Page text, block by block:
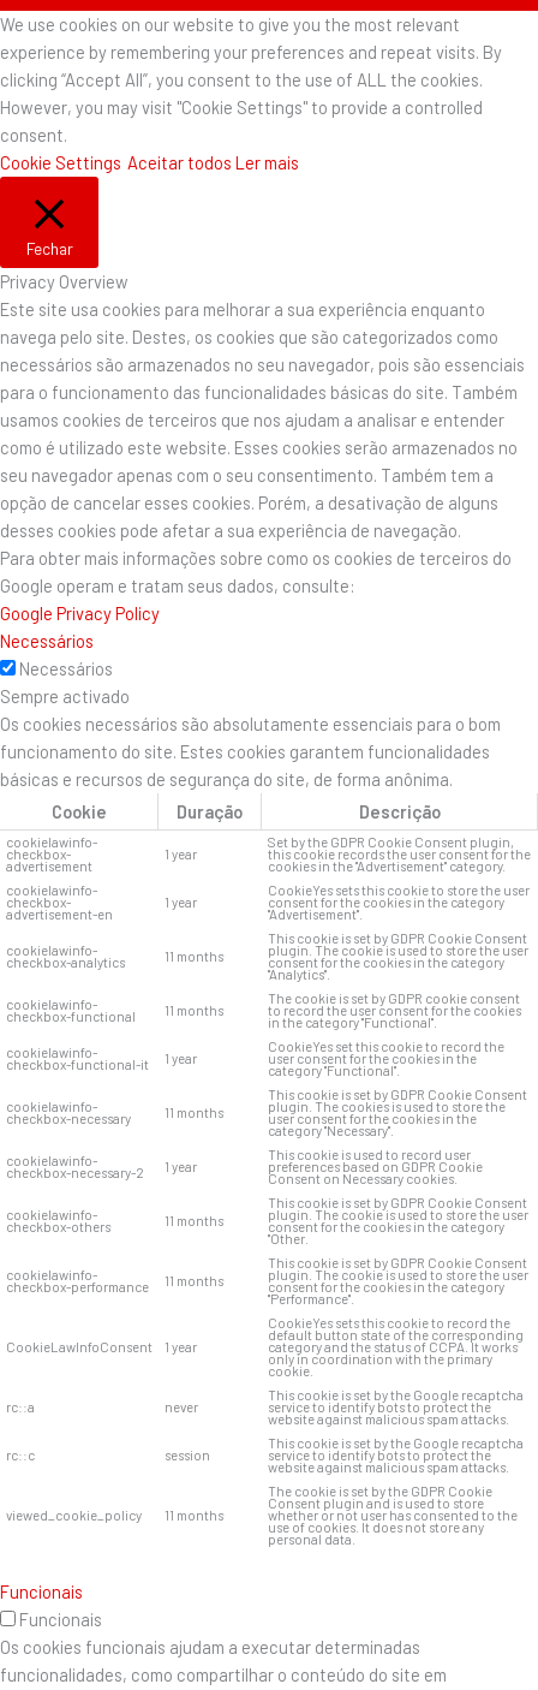
We use cookies on our website to give you the most relevant
experience by remembering your preferences and repeat visits. By
clicking “Accept All”, you consent to the use of ALL the cookies.
However, you may visit "Cookie Settings" to provide a controlled
consent.
Cookie Settings Aceitar todos Ler mais
Fechar
Privacy Overview
Este site usa cookies para melhorar a sua experiência enquanto
navega pelo site. Destes, os cookies que são categorizados como
necessários são armazenados no seu navegador, pois são essenciais
para o funcionamento das funcionalidades básicas do site. Também
usamos cookies de terceiros que nos ajudam a analisar e entender
como é utilizado este website. Esses cookies serão armazenados no
seu navegador apenas com o seu consentimento. Também tem a
opção de cancelar esses cookies. Porém, a desativação de alguns
desses cookies pode afetar a sua experiência de navegação.
Para obter mais informações sobre como os cookies de terceiros do
Google operam e tratam seus dados, consulte:
Google Privacy Policy
Necessários
Necessários
Sempre activado
Os cookies necessários são absolutamente essenciais para o bom
funcionamento do site. Estes cookies garantem funcionalidades
básicas e recursos de segurança do site, de forma anônima.
Cookie
Duração Descrição
cookielawinfo-
checkbox-
advertisement
1 year
Set by the GDPR Cookie Consent plugin,
this cookie records the user consent for the
cookies in the "Advertisement" category.
cookielawinfo-
checkbox-
advertisement-en
1 year
CookieYes sets this cookie to store the user
consent for the cookies in the category
"Advertisement".
cookielawinfo-
checkbox-analytics 11 months
This cookie is set by GDPR Cookie Consent
plugin. The cookie is used to store the user
consent for the cookies in the category
"Analytics".
cookielawinfo-
checkbox-functional 11 months
The cookie is set by GDPR cookie consent
to record the user consent for the cookies
in the category "Functional".
cookielawinfo-
checkbox-functional-it 1 year
CookieYes set this cookie to record the
user consent for the cookies in the
category "Functional".
cookielawinfo-
checkbox-necessary 11 months
This cookie is set by GDPR Cookie Consent
plugin. The cookies is used to store the
user consent for the cookies in the
category "Necessary".
cookielawinfo-
checkbox-necessary-2 1 year
This cookie is used to record user
preferences based on GDPR Cookie
Consent on Necessary cookies.
cookielawinfo-
checkbox-others 11 months
This cookie is set by GDPR Cookie Consent
plugin. The cookie is used to store the user
consent for the cookies in the category
"Other.
cookielawinfo-
checkbox-performance 11 months
This cookie is set by GDPR Cookie Consent
plugin. The cookie is used to store the user
consent for the cookies in the category
"Performance".
CookieLawInfoConsent 1 year
CookieYes sets this cookie to record the
default button state of the corresponding
category and the status of CCPA. It works
only in coordination with the primary
cookie.
rc::a never
This cookie is set by the Google recaptcha
service to identify bots to protect the
website against malicious spam attacks.
rc::c session
This cookie is set by the Google recaptcha
service to identify bots to protect the
website against malicious spam attacks.
viewed_cookie_policy 11 months
The cookie is set by the GDPR Cookie
Consent plugin and is used to store
whether or not user has consented to the
use of cookies. It does not store any
personal data.
Funcionais
Funcionais
Os cookies funcionais ajudam a executar determinadas
funcionalidades, como compartilhar o conteúdo do site em